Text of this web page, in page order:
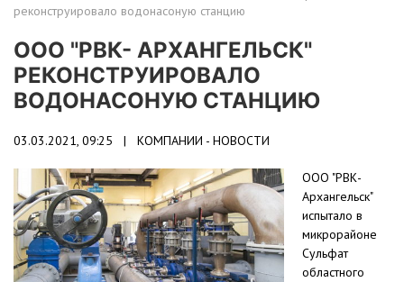
реконструировало водонасоную станцию
ООО "РВК- АРХАНГЕЛЬСК"
РЕКОНСТРУИРОВАЛО
ВОДОНАСОНУЮ СТАНЦИЮ
03.03.2021, 09:25 | КОМПАНИИ - НОВОСТИ
ООО "РВК-
Архангельск"
испытало в
микрорайоне
Сульфат
областного